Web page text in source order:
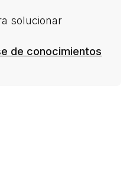
solucionar
de conocimientos